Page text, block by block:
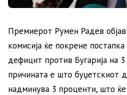
Премиерот Румен Радев
комисија ќе покрене
дефицит против Бугарија на 3
причината е што буџетскиот
надминува 3 проценти, што